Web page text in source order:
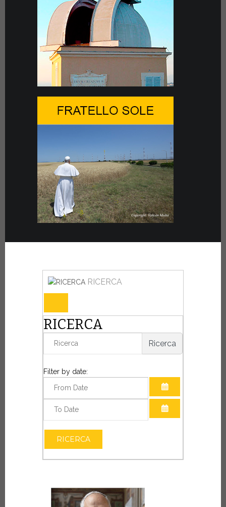
RICERCA
RICERCA
Ricerca
Filter by date:
APRI IL
RICERCA